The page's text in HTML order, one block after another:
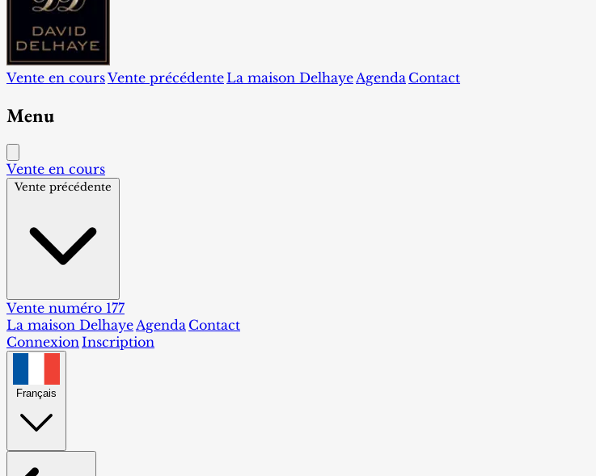
Vente en coursVente précédente La maison Delhaye Agenda Contact
Menu
Vente en cours
Vente précédente
Vente numéro 177
La maison DelhayeAgenda Contact
ConnexionInscription
Français